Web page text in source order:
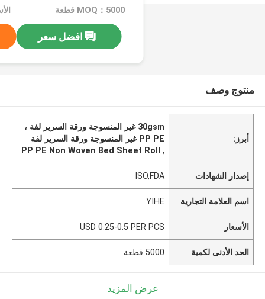
MOQ：5000 قطعة
افضل سعر
منتوج وصف
أبرز:
30gsm غير المنسوجة ورقة السرير لفة ،
PP PE غير المنسوجة ورقة السرير لفة
,
PP PE Non Woven Bed Sheet Roll
إصدار الشهادات ISO,FDA
اسم العلامة التجارية YIHE
الأسعار USD 0.25-0.5 PER PCS
الحد الأدنى لكمية 5000 قطعة
عرض المزيد